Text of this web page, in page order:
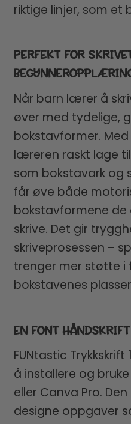
riktige linjer, som et
PERFEKT FOR
Når barn lærer å
øver med tydelige,
bokstavformer.
læreren raskt lage
som bokstavark og
får øve både
bokstavformene
skrive. Det gir
skriveprosessen –
trenger mer støtte i
bokstavenes
EN FONT
FUNtastic Trykkskrift
å installere og
eller Canva Pro.
designe oppgaver